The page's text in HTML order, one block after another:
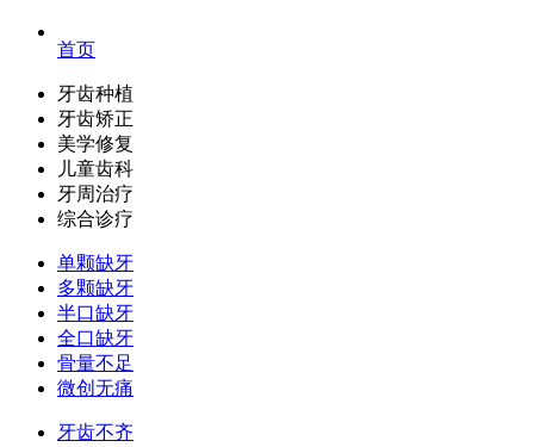
首页
牙齿种植
牙齿矫正
美学修复
儿童齿科
牙周治疗
综合诊疗
单颗缺牙
多颗缺牙
半口缺牙
全口缺牙
骨量不足
微创无痛
牙齿不齐